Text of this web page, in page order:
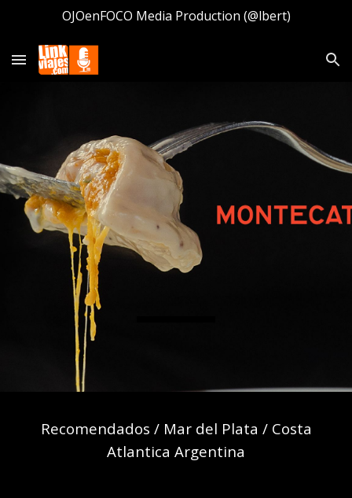
OJOenFOCO Media Production (@lbert)
Recomendados / Mar del Plata / Costa
Atlantica Argentina